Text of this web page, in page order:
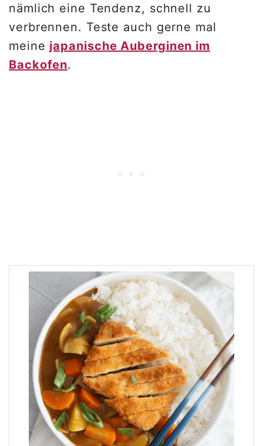
nämlich eine Tendenz, schnell zu
verbrennen. Teste auch gerne mal
meine japanische Auberginen im
Backofen.